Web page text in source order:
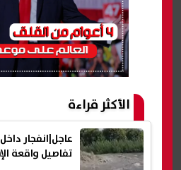
الأكثر قراءة
عاجل|انفجار
تفاصيل واقعة